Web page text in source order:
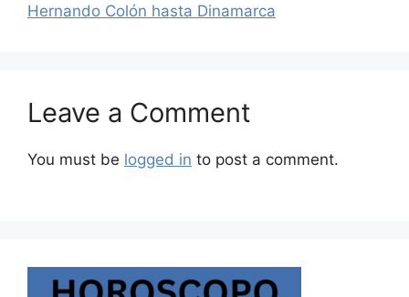
Hernando Colón hasta Dinamarca
Leave a Comment
You must be logged in to post a comment.